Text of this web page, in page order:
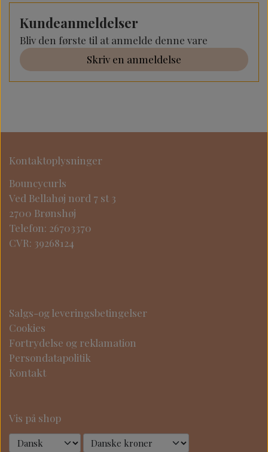
Kundeanmeldelser
Bliv den første til at anmelde denne vare
Skriv en anmeldelse
Kontaktoplysninger
Bouncycurls
Ved Bellahøj nord 7 st 3
2700 Brønshøj
Telefon: 26703370
CVR: 39268124
Salgs-og leveringsbetingelser
Cookies
Fortrydelse og reklamation
Persondatapolitik
Kontakt
Vis på shop